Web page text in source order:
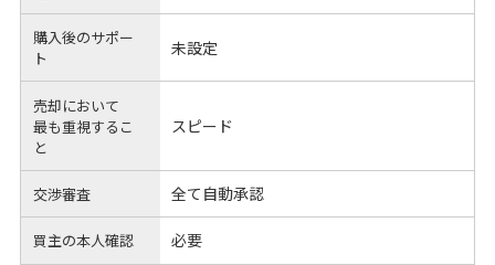
購入後のサポー
ト
未設定
売却において
最も重視するこ
と
スピード
交渉審査 全て自動承認
買主の本人確認 必要